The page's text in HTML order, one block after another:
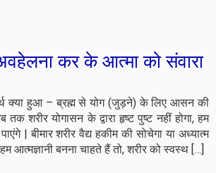
कर के आत्मा को संवारा
क्या हुआ – ब्रह्म से योग (जुड़ने) के लिए आसन की
शरीर योगासन के द्वारा हृष्ट पुष्ट नहीं होगा, हम
| बीमार शरीर वैद्य हकीम की सोचेगा या अध्यात्म
आत्मज्ञानी बनना चाहते हैं तो, शरीर को स्वस्थ […]